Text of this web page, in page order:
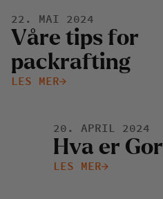
22. MAI 2024
Våre tips for
packrafting
LES MER
20. APRIL 2024
Hva er Gor
LES MER